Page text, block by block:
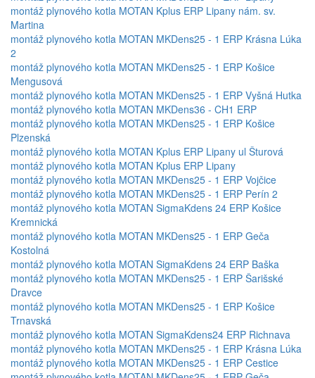
montáž plynového kotla MOTAN Kplus ERP Lipany nám. sv.
Martina
montáž plynového kotla MOTAN MKDens25 - 1 ERP Krásna Lúka
2
montáž plynového kotla MOTAN MKDens25 - 1 ERP Košice
Mengusová
montáž plynového kotla MOTAN MKDens25 - 1 ERP Vyšná Hutka
montáž plynového kotla MOTAN MKDens36 - CH1 ERP
montáž plynového kotla MOTAN MKDens25 - 1 ERP Košice
Plzenská
montáž plynového kotla MOTAN Kplus ERP Lipany ul Šturová
montáž plynového kotla MOTAN Kplus ERP Lipany
montáž plynového kotla MOTAN MKDens25 - 1 ERP Vojčice
montáž plynového kotla MOTAN MKDens25 - 1 ERP Perín 2
montáž plynového kotla MOTAN SigmaKdens 24 ERP Košice
Kremnická
montáž plynového kotla MOTAN MKDens25 - 1 ERP Geča
Kostolná
montáž plynového kotla MOTAN SigmaKdens 24 ERP Baška
montáž plynového kotla MOTAN MKDens25 - 1 ERP Šarišské
Dravce
montáž plynového kotla MOTAN MKDens25 - 1 ERP Košice
Trnavská
montáž plynového kotla MOTAN SigmaKdens24 ERP Richnava
montáž plynového kotla MOTAN MKDens25 - 1 ERP Krásna Lúka
montáž plynového kotla MOTAN MKDens25 - 1 ERP Cestice